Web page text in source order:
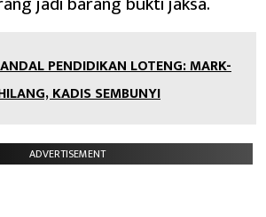
PENDIDIKAN LOTENG: MARK-
KADIS SEMBUNYI
ADVERTISEMENT